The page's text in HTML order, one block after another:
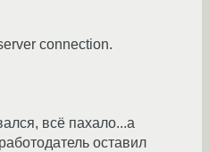
connection.
всё пахало...а
оставил